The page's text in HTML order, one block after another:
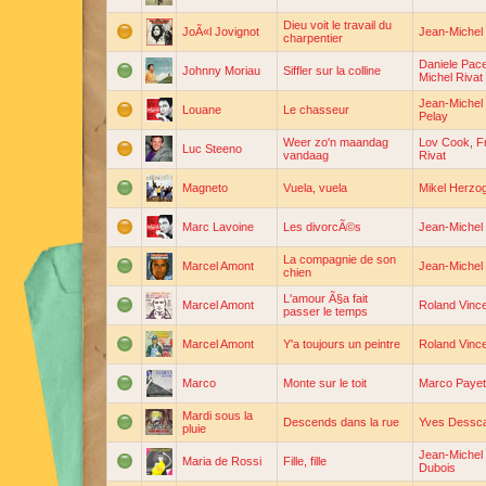
JoÃ«l Jovignot
Dieu voit le travail du
charpentier
Jean-Michel
Johnny Moriau Siffler sur la colline
Daniele
Michel Rivat
Louane Le chasseur
Jean-Michel
Pelay
Luc Steeno
Weer zo'n maandag
vandaag
Lov Cook
Rivat
Magneto Vuela, vuela Mikel
Marc Lavoine Les divorcÃ©s Jean-Michel
Marcel Amont
La compagnie de son
chien
Jean-Michel
Marcel Amont
L'amour Ã§a fait
passer le temps
Roland
Marcel Amont Y'a toujours un peintre Roland
Marco Monte sur le toit Marco Payet
Mardi sous la
pluie
Descends dans la rue Yves
Maria de Rossi Fille, fille
Jean-Michel
Dubois